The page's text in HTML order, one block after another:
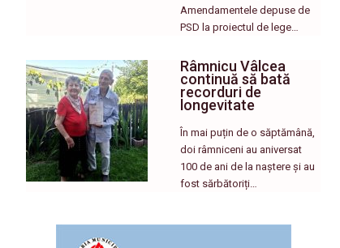
Amendamentele depuse de
PSD la proiectul de lege…
Râmnicu Vâlcea
continuă să bată
recorduri de
longevitate
În mai puțin de o săptămână,
doi râmniceni au aniversat
100 de ani de la naștere și au
fost sărbătoriți…